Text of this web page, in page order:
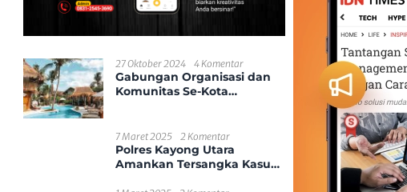
27 Oktober 2024 4 Komentar
Gabungan Organisasi dan
Komunitas Se-Kota
7 Maret 2025 2 Komentar
Polres Kayong Utara
Amankan Tersangka Kasus